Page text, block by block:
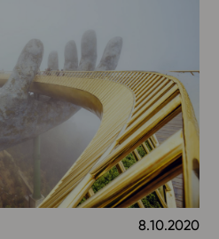
8.10.2020